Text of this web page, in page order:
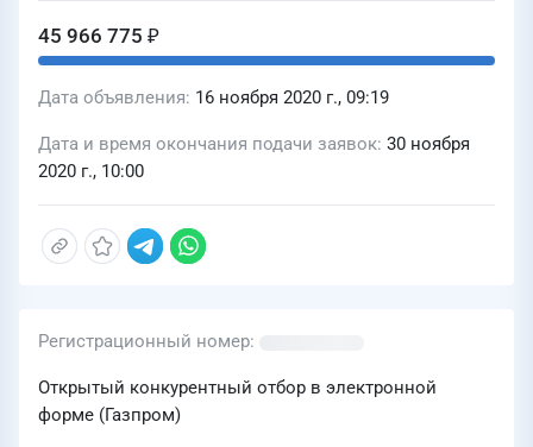
45 966 775 ₽
Дата объявления 16 ноября 2020 г., 09:19
Дата и время окончания подачи заявок 30 ноября
2020 г., 10:00
Регистрационный номер
Открытый конкурентный отбор в электронной
форме (Газпром)